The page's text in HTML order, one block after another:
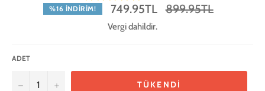
%16 İNDIRIM! 749.95TL
Normal
fiyat
899.95TL
Vergi dahildir.
ADET
− + TÜKENDI